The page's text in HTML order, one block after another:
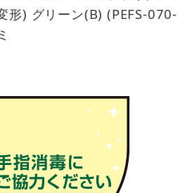
形) グリーン(B) (PEFS-070-